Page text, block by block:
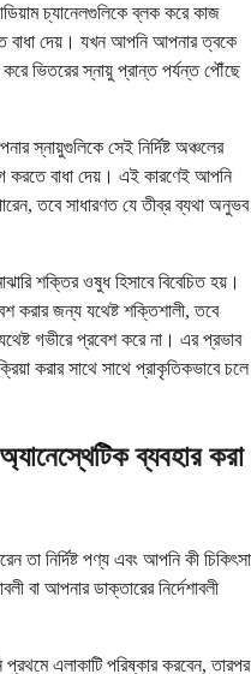
চ্যানেলগুলিকে ব্লক করে কাজ
বাধা দেয়। যখন আপনি আপনার ত্বকে
ভিতরের স্নায়ু প্রান্ত পর্যন্ত পৌঁছে
স্নায়ুগুলিকে সেই নির্দিষ্ট অঞ্চলের
করতে বাধা দেয়। এই কারণেই আপনি
তবে সাধারণত যে তীব্র ব্যথা অনুভব
শক্তির ওষুধ হিসাবে বিবেচিত হয়।
করার জন্য যথেষ্ট শক্তিশালী, তবে
গভীরে প্রবেশ করে না। এর প্রভাব
করার সাথে সাথে প্রাকৃতিকভাবে চলে
ব্যবহার করা
তা নির্দিষ্ট পণ্য এবং আপনি কী চিকিৎসা
বা আপনার ডাক্তারের নির্দেশাবলী
এলাকাটি পরিষ্কার করবেন, তারপর